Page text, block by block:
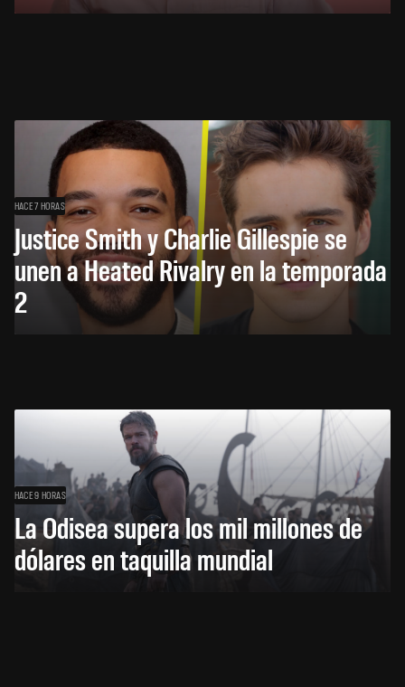
HACE 7 HORAS
Justice Smith y Charlie Gillespie se
unen a Heated Rivalry en la temporada
2
HACE 9 HORAS
La Odisea supera los mil millones de
dólares en taquilla mundial